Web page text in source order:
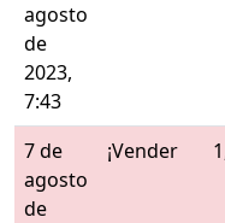
agosto
de
2023,
7:43
7 de
agosto
de
¡Vender